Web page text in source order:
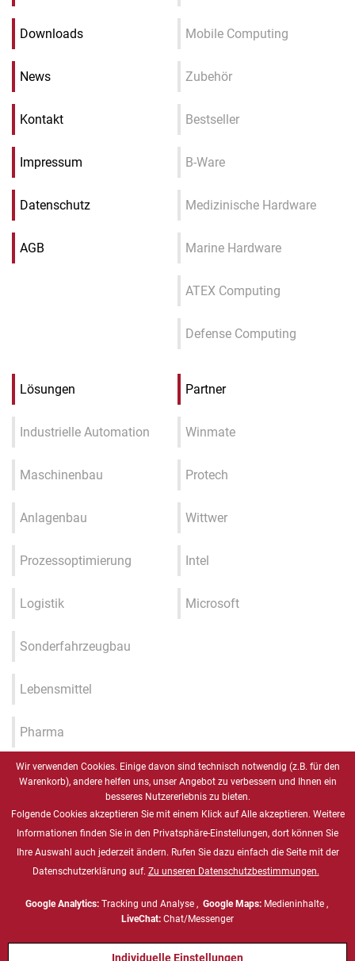
Downloads
News
Kontakt
Impressum
Datenschutz
AGB
Mobile Computing
Zubehör
Bestseller
B-Ware
Medizinische Hardware
Marine Hardware
ATEX Computing
Defense Computing
Lösungen
Industrielle Automation
Maschinenbau
Anlagenbau
Prozessoptimierung
Logistik
Sonderfahrzeugbau
Lebensmittel
Pharma
Industrie 4.0 / IIOT / Smart
Gesundheitswesen
Marine
Energie & Chemie, ATEX
Partner
Winmate
Protech
Wittwer
Intel
Microsoft
Wir verwenden Cookies. Einige davon sind technisch notwendig (z.B. für den
Warenkorb), andere helfen uns, unser Angebot zu verbessern und Ihnen ein
besseres Nutzererlebnis zu bieten.
Folgende Cookies akzeptieren Sie mit einem Klick auf Alle akzeptieren. Weitere
Informationen finden Sie in den Privatsphäre-Einstellungen, dort können Sie
Ihre Auswahl auch jederzeit ändern. Rufen Sie dazu einfach die Seite mit der
Datenschutzerklärung auf. Zu unseren Datenschutzbestimmungen.
Google Analytics:Tracking und Analyse , Google Maps:Medieninhalte ,
LiveChat: Chat/Messenger
Individuelle Einstellungen